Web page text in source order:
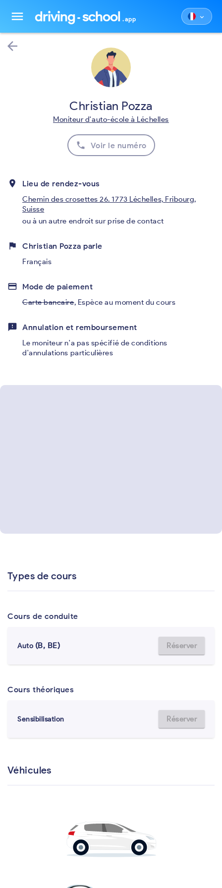
menu driving school .app keyboard_arrow_down
arrow_back
Christian Pozza
Moniteur d'auto-école à Léchelles
phone Voir le numéro
place Lieu de rendez-vous
Chemin des crosettes 26. 1773 Léchelles, Fribourg,
Suisse
ou à un autre endroit sur prise de contact
flag Christian Pozza parle
Français
credit_card Mode de paiement
Carte bancaire, Espèce au moment du cours
feedback Annulation et remboursement
Le moniteur n'a pas spécifié de conditions
d'annulations particulières
Types de cours
Cours de conduite
Auto (B, BE) Réserver
Cours théoriques
Sensibilisation Réserver
Véhicules